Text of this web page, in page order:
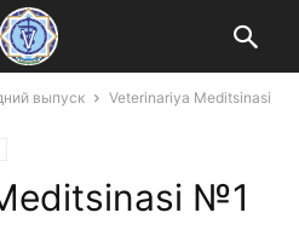
выпуск
Veterinariya Meditsinasi
№1